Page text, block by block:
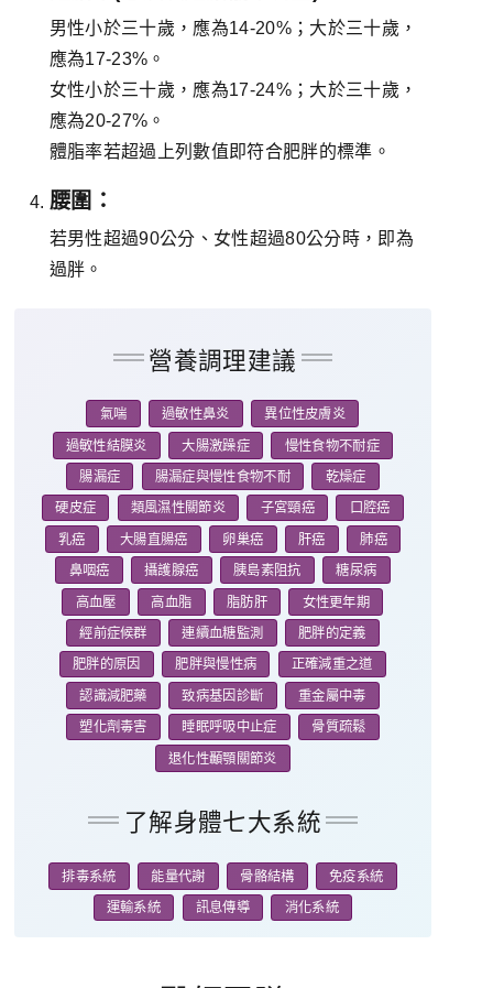
男性小於三十歲，應為14-20%；大於三十歲，
應為17-23%。
女性小於三十歲，應為17-24%；大於三十歲，
應為20-27%。
體脂率若超過上列數值即符合肥胖的標準。
腰圍：
若男性超過90公分、女性超過80公分時，即為
過胖。
營養調理建議
氣喘 過敏性鼻炎 異位性皮膚炎
過敏性結膜炎 大腸激躁症 慢性食物不耐症
腸漏症 腸漏症與慢性食物不耐 乾燥症
硬皮症 類風濕性關節炎 子宮頸癌 口腔癌
乳癌 大腸直腸癌 卵巢癌 肝癌 肺癌
鼻咽癌 攝護腺癌 胰島素阻抗 糖尿病
高血壓 高血脂 脂肪肝 女性更年期
經前症候群 連續血糖監測 肥胖的定義
肥胖的原因 肥胖與慢性病 正確減重之道
認識減肥藥 致病基因診斷 重金屬中毒
塑化劑毒害 睡眠呼吸中止症 骨質疏鬆
退化性顳顎關節炎
了解身體七大系統
排毒系統 能量代謝 骨骼結構 免疫系統
運輸系統 訊息傳導 消化系統